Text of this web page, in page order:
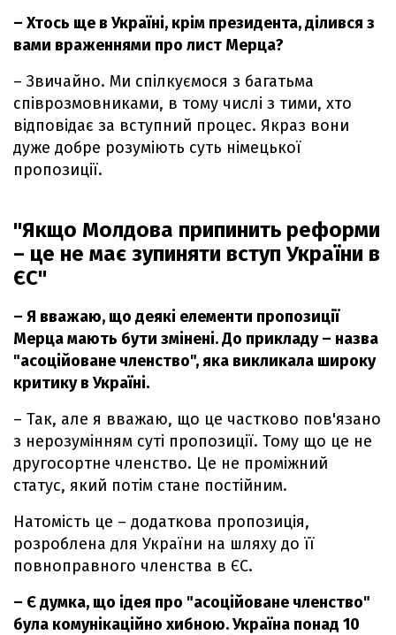
– Хтось ще в Україні, крім президента, ділився з
вами враженнями про лист Мерца?
– Звичайно. Ми спілкуємося з багатьма
співрозмовниками, в тому числі з тими, хто
відповідає за вступний процес. Якраз вони
дуже добре розуміють суть німецької
пропозиції.
"Якщо Молдова припинить реформи
– це не має зупиняти вступ України в
ЄС"
– Я вважаю, що деякі елементи пропозиції
Мерца мають бути змінені. До прикладу – назва
"асоційоване членство", яка викликала широку
критику в Україні.
– Так, але я вважаю, що це частково пов'язано
з нерозумінням суті пропозиції. Тому що це не
другосортне членство. Це не проміжний
статус, який потім стане постійним.
Натомість це – додаткова пропозиція,
розроблена для України на шляху до її
повноправного членства в ЄС.
– Є думка, що ідея про "асоційоване членство"
була комунікаційно хибною. Україна понад 10